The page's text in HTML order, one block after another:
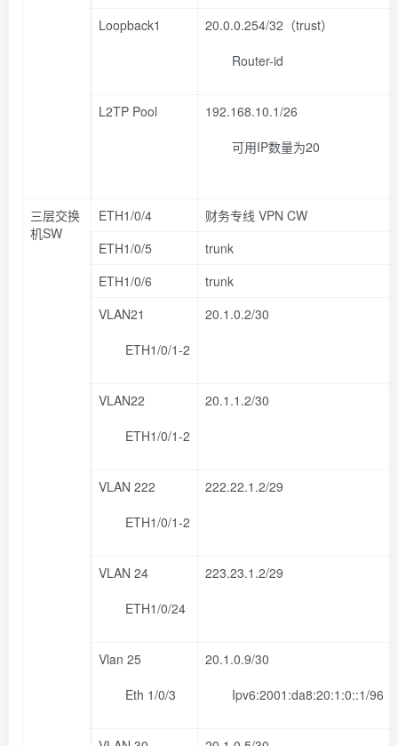
Loopback1
20.0.0.254/32（trust）
Router-id
L2TP Pool
192.168.10.1/26
可用IP数量为20
三层交换
机SW
ETH1/0/4
财务专线 VPN CW
ETH1/0/5
trunk
ETH1/0/6
trunk
VLAN21
ETH1/0/1-2
20.1.0.2/30
VLAN22
ETH1/0/1-2
20.1.1.2/30
VLAN 222
ETH1/0/1-2
222.22.1.2/29
VLAN 24
ETH1/0/24
223.23.1.2/29
Vlan 25
Eth 1/0/3
20.1.0.9/30
Ipv6:2001:da8:20:1:0::1/96